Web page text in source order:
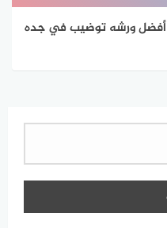
أفضل ورشه توضيب في جده